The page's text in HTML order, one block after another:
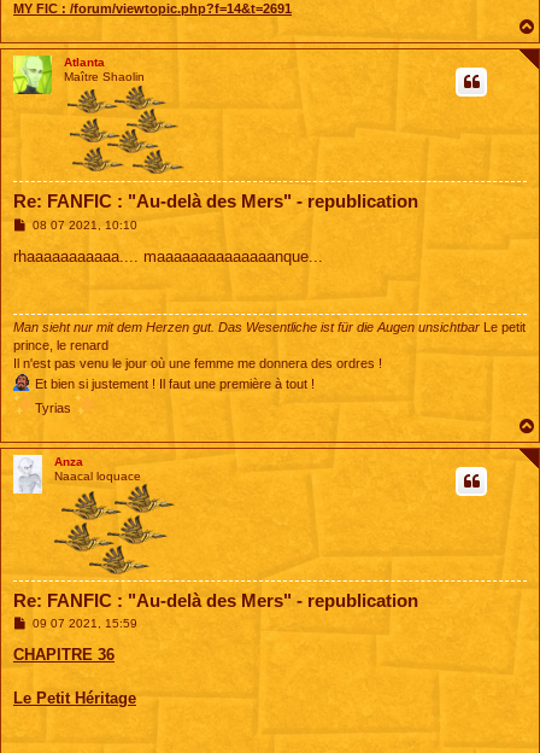
MY FIC : /forum/viewtopic.php?f=14&t=2691
Atlanta
Maître Shaolin
Re: FANFIC : "Au-delà des Mers" - republication
M
s
08 07 2021, 10:10
rhaaaaaaaaaaa.... maaaaaaaaaaaaaanque...
Man sieht nur mit dem Herzen gut. Das Wesentliche ist für die Augen unsichtbar Le petit
prince, le renard
Il n'est pas venu le jour où une femme me donnera des ordres !
Et bien si justement ! Il faut une première à tout !
Tyrias
Anza
Naacal loquace
Re: FANFIC : "Au-delà des Mers" - republication
M
s
s
g
e
09 07 2021, 15:59
CHAPITRE 36
Le Petit Héritage